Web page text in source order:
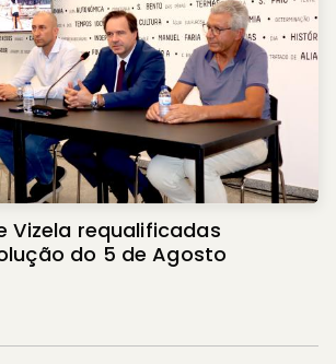
Vizela requalificadas
do 5 de Agosto